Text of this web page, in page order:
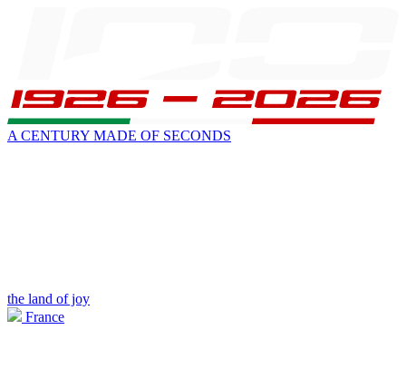
A CENTURY MADE OF SECONDS
the land of joy
France